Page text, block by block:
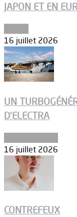
JAPON ET EN
16 juillet 2026
UN
D’ELECTRA
16 juillet 2026
CONTREFEUX